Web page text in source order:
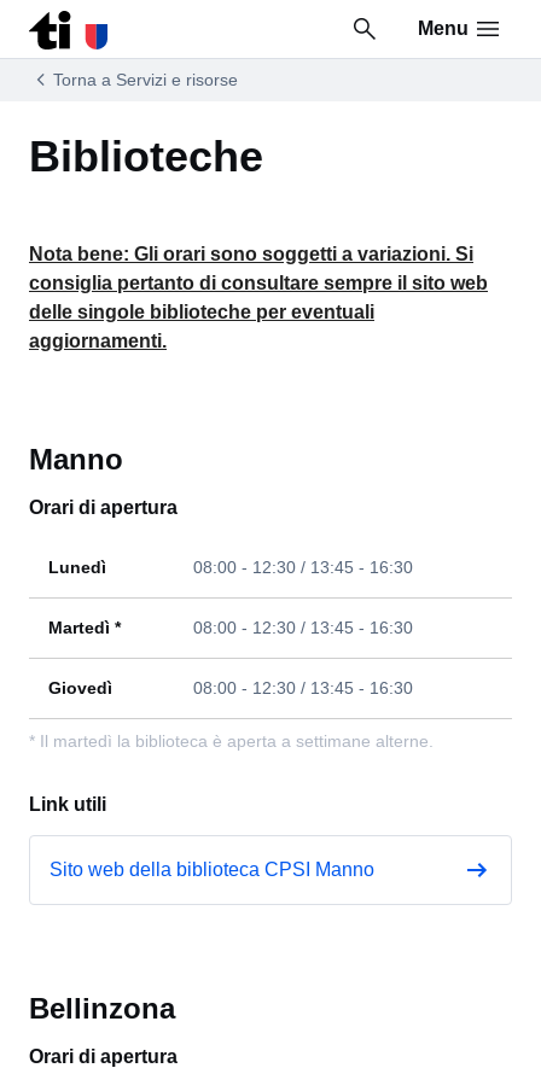
Vai al contenuto della pagina
Vai al piè di pagina
Menu
Torna a Servizi e risorse
Biblioteche
Nota bene: Gli orari sono soggetti a variazioni. Si
consiglia pertanto di consultare sempre il sito web
delle singole biblioteche per eventuali
aggiornamenti.
Manno
Orari di apertura
* Il martedì la biblioteca è aperta a settimane alterne.
Lunedì 08:00 - 12:30 / 13:45 - 16:30
Martedì * 08:00 - 12:30 / 13:45 - 16:30
Giovedì 08:00 - 12:30 / 13:45 - 16:30
Link utili
Sito web della biblioteca CPSI Manno
Bellinzona
Orari di apertura